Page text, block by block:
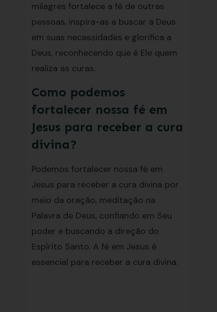
milagres fortalece a fé de outras
pessoas, inspira-as a buscar a Deus
em suas necessidades e glorifica a
Deus, reconhecendo que é Ele quem
realiza as curas.
Como podemos
fortalecer nossa fé em
Jesus para receber a cura
divina?
Podemos fortalecer nossa fé em
Jesus para receber a cura divina por
meio da oração, meditação na
Palavra de Deus, confiando em Seu
poder e buscando a direção do
Espírito Santo. A fé em Jesus é
essencial para receber a cura divina.